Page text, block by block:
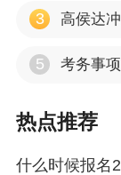
3 高侯达
5 考务事
热点推荐
什么时候报名